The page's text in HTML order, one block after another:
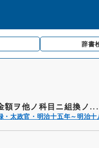
辞書
額ヲ他ノ科目ニ組換ノ...
・太政官・明治十五年～明治